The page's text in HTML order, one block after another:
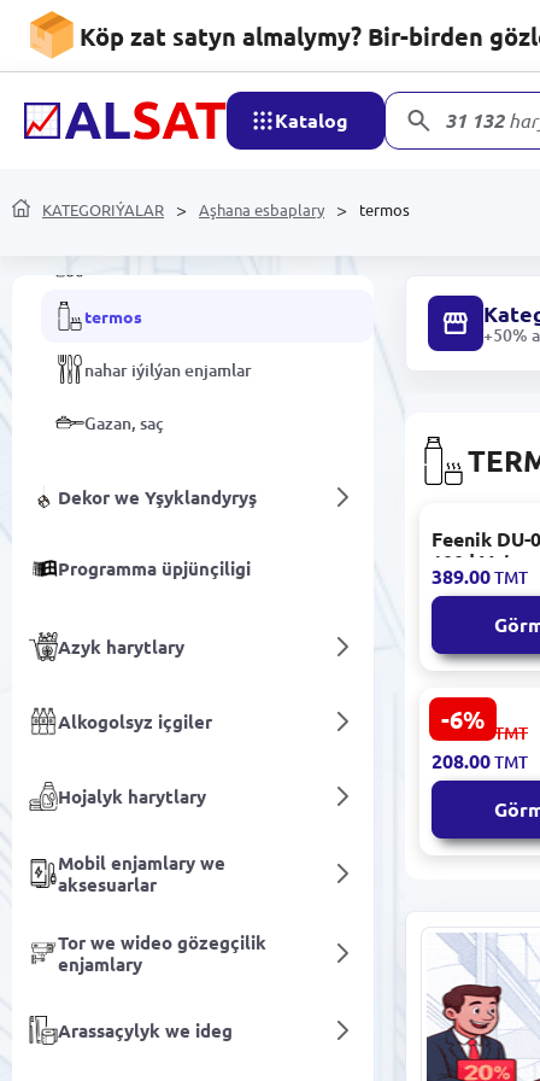
Köp zat satyn almalymy? Bir-birden
Katalog 31 132
KATEGORIÝALAR Aşhana esbaplary termos
wentilýasiýa ulgamlary
Çaýnekler
Aşhana inwentary
termos
nahar iýilýan enjamlar
Gazan, saç
Dekor we Yşyklandyryş
Programma üpjünçiligi
Azyk harytlary
Alkogolsyz içgiler
Hojalyk harytlary
Mobil enjamlary we
aksesuarlar
Tor we wideo gözegçilik
enjamlary
Arassaçylyk we ideg
+50%
Feenik DU-
100 |
Toplumy
389.00TMT
-6%
Xiaomi
Termosly
ml
222.00 TMT
208.00TMT